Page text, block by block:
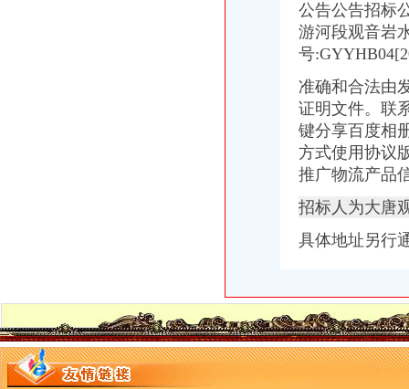
公告公告招标
游河段观音岩
号
准确和合法由
证明文件。联
键分享百度相
方式使用协议
推广物流产品
招标人为大唐
具体地址另行